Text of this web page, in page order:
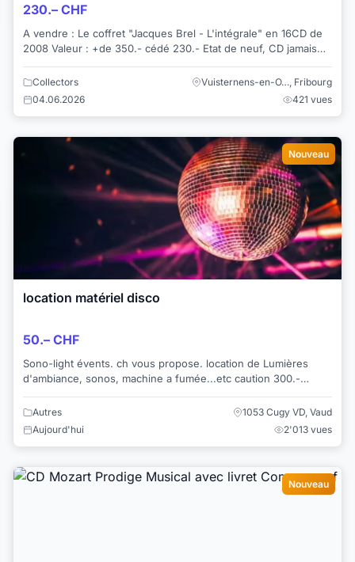
230.– CHF
A vendre : Le coffret "Jacques Brel - L'intégrale" en 16CD de
2008 Valeur : +de 350.- cédé 230.- Etat de neuf, CD jamais
Collectors
Vuisternens-en-O…, Fribourg
04.06.2026
421 vues
Nouveau
location matériel disco
50.– CHF
Sono-light évents. ch vous propose. location de Lumières
d'ambiance, sonos, machine a fumée...etc caution 300.-
rendu au retour du materiel ...
Autres
1053 Cugy VD, Vaud
Aujourd'hui
2'013 vues
Nouveau